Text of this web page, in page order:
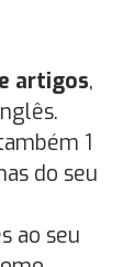
artigos,
1
do seu
ao seu